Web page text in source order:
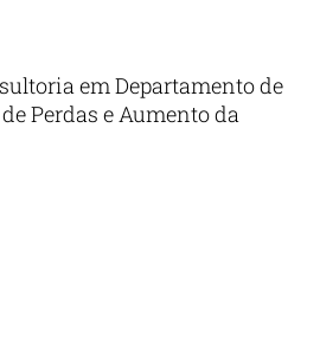
em Departamento de
Perdas e Aumento da